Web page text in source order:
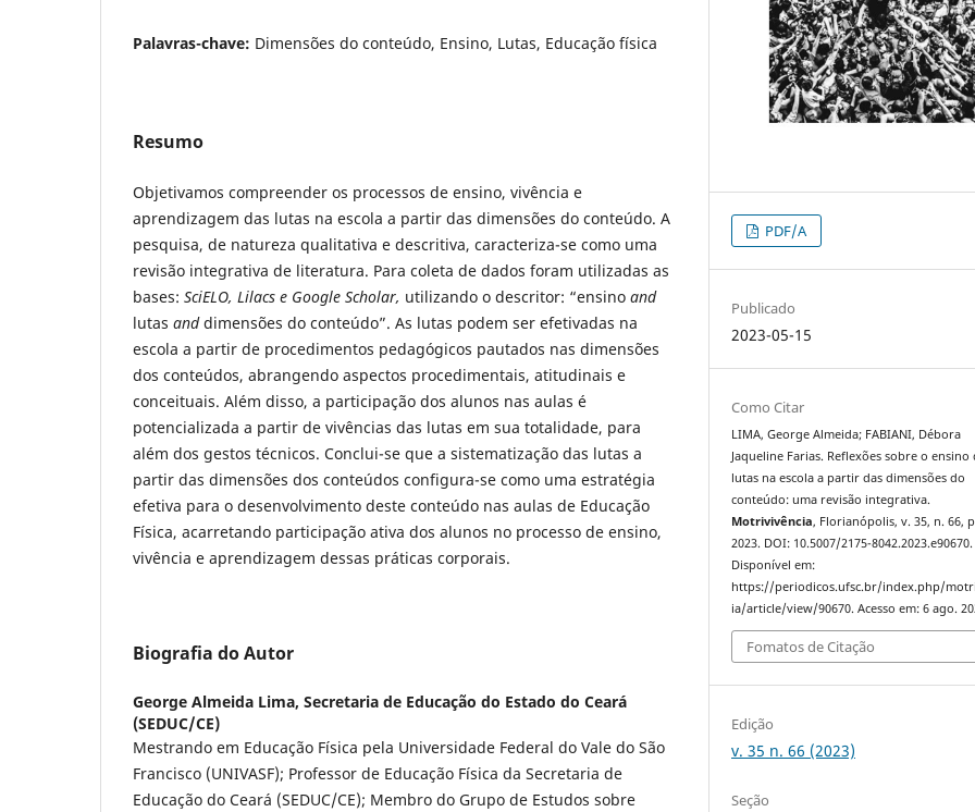
Palavras-chave: Dimensões do conteúdo, Ensino, Lutas, Educação física
Resumo
Objetivamos compreender os processos de ensino, vivência e
aprendizagem das lutas na escola a partir das dimensões do conteúdo. A
pesquisa, de natureza qualitativa e descritiva, caracteriza-se como uma
revisão integrativa de literatura. Para coleta de dados foram utilizadas as
bases: SciELO, Lilacs e Google Scholar, utilizando o descritor: “ensino and
lutas anddimensões do conteúdo”. As lutas podem ser efetivadas na
escola a partir de procedimentos pedagógicos pautados nas dimensões
dos conteúdos, abrangendo aspectos procedimentais, atitudinais e
conceituais. Além disso, a participação dos alunos nas aulas é
potencializada a partir de vivências das lutas em sua totalidade, para
além dos gestos técnicos. Conclui-se que a sistematização das lutas a
partir das dimensões dos conteúdos configura-se como uma estratégia
efetiva para o desenvolvimento deste conteúdo nas aulas de Educação
Física, acarretando participação ativa dos alunos no processo de ensino,
vivência e aprendizagem dessas práticas corporais.
Biografia do Autor
George Almeida Lima, Secretaria de Educação do Estado do Ceará
(SEDUC/CE)
Mestrando em Educação Física pela Universidade Federal do Vale do São
Francisco (UNIVASF); Professor de Educação Física da Secretaria de
Educação do Ceará (SEDUC/CE); Membro do Grupo de Estudos sobre
PDF/A
Publicado
2023-05-15
Como Citar
LIMA, George Almeida; FABIANI, Débora
Jaqueline Farias. Reflexões sobre o ensino
lutas na escola a partir das dimensões do
conteúdo: uma revisão integrativa.
Motrivivência, Florianópolis, v. 35, n. 66,
2023. DOI: 10.5007/2175-8042.2023.e90670.
Disponível em:
https://periodicos.ufsc.br/index.php/
ia/article/view/90670. Acesso em: 6 ago.
Fomatos de Citação
Edição
v. 35 n. 66 (2023)
Seção